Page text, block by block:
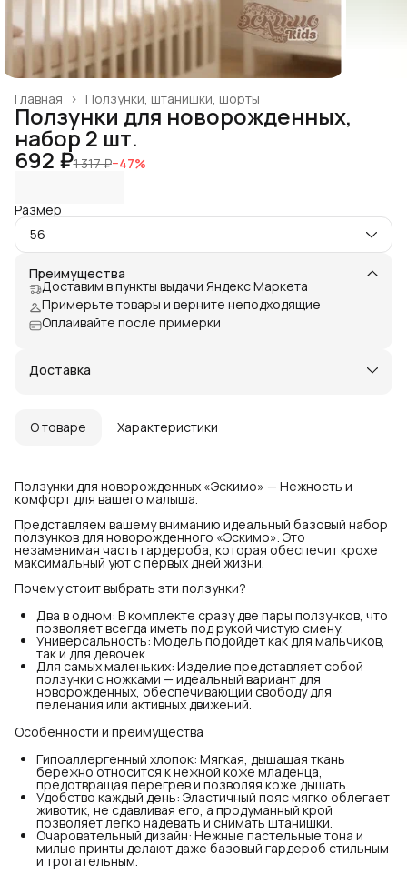
Ползунки, штанишки, шорты
Главная ›
Ползунки для новорожденных,
набор 2 шт.
692 ₽1 317 ₽−47%
Размер
56
Преимущества
Доставим в пункты выдачи Яндекс Маркета
Примерьте товары и верните неподходящие
Оплаивайте после примерки
Доставка
О товаре Характеристики
Ползунки для новорожденных «Эскимо» — Нежность и
комфорт для вашего малыша.
Представляем вашему вниманию идеальный базовый набор
ползунков для новорожденного «Эскимо». Это
незаменимая часть гардероба, которая обеспечит крохе
максимальный уют с первых дней жизни.
Почему стоит выбрать эти ползунки?
Два в одном: В комплекте сразу две пары ползунков, что
позволяет всегда иметь под рукой чистую смену.
Универсальность: Модель подойдет как для мальчиков,
так и для девочек.
Для самых маленьких: Изделие представляет собой
ползунки с ножками — идеальный вариант для
новорожденных, обеспечивающий свободу для
пеленания или активных движений.
Особенности и преимущества
Гипоаллергенный хлопок: Мягкая, дышащая ткань
бережно относится к нежной коже младенца,
предотвращая перегрев и позволяя коже дышать.
Удобство каждый день: Эластичный пояс мягко облегает
животик, не сдавливая его, а продуманный крой
позволяет легко надевать и снимать штанишки.
Очаровательный дизайн: Нежные пастельные тона и
милые принты делают даже базовый гардероб стильным
и трогательным.